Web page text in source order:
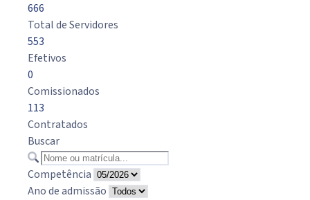
666
Total de Servidores
553
Efetivos
0
Comissionados
113
Contratados
Buscar
Competência
Ano de admissão